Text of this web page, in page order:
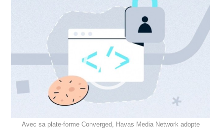
Avec sa plate-forme Converged, Havas Media Network adopte